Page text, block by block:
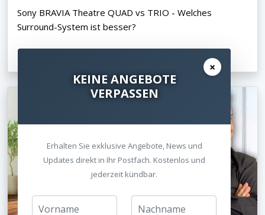
Sony BRAVIA Theatre QUAD vs TRIO - Welches
Surround-System ist besser?
×
KEINE ANGEBOTE
VERPASSEN
Erhalten Sie exklusive Angebote, News und
Updates direkt in Ihr Postfach. Kostenlos und
jederzeit kündbar.